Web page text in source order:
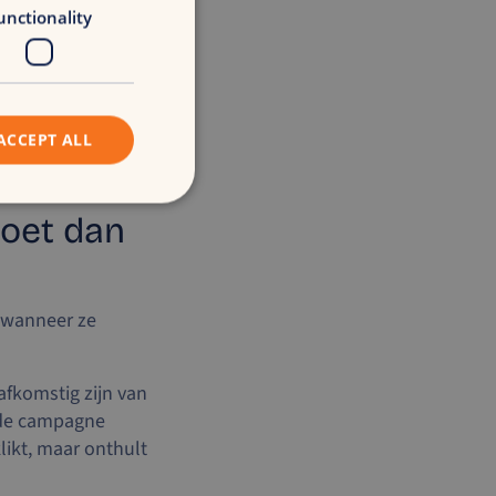
klantgedrag
tools
dan
ze
zijn van
campagne
maar onthult
ALL